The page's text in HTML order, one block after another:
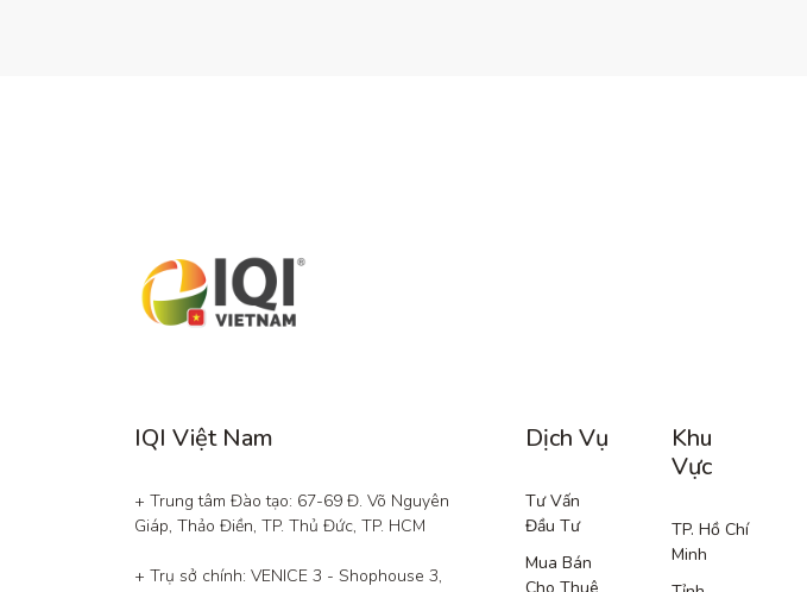
IQI Việt Nam
+ Trung tâm Đào tạo: 67-69 Đ. Võ Nguyên
Giáp, Thảo Điền, TP. Thủ Đức, TP. HCM
+ Trụ sở chính: VENICE 3 - Shophouse 3,
Dịch Vụ
Tư Vấn
Đầu Tư
Mua Bán
Khu
Vực
TP. Hồ Chí
Minh